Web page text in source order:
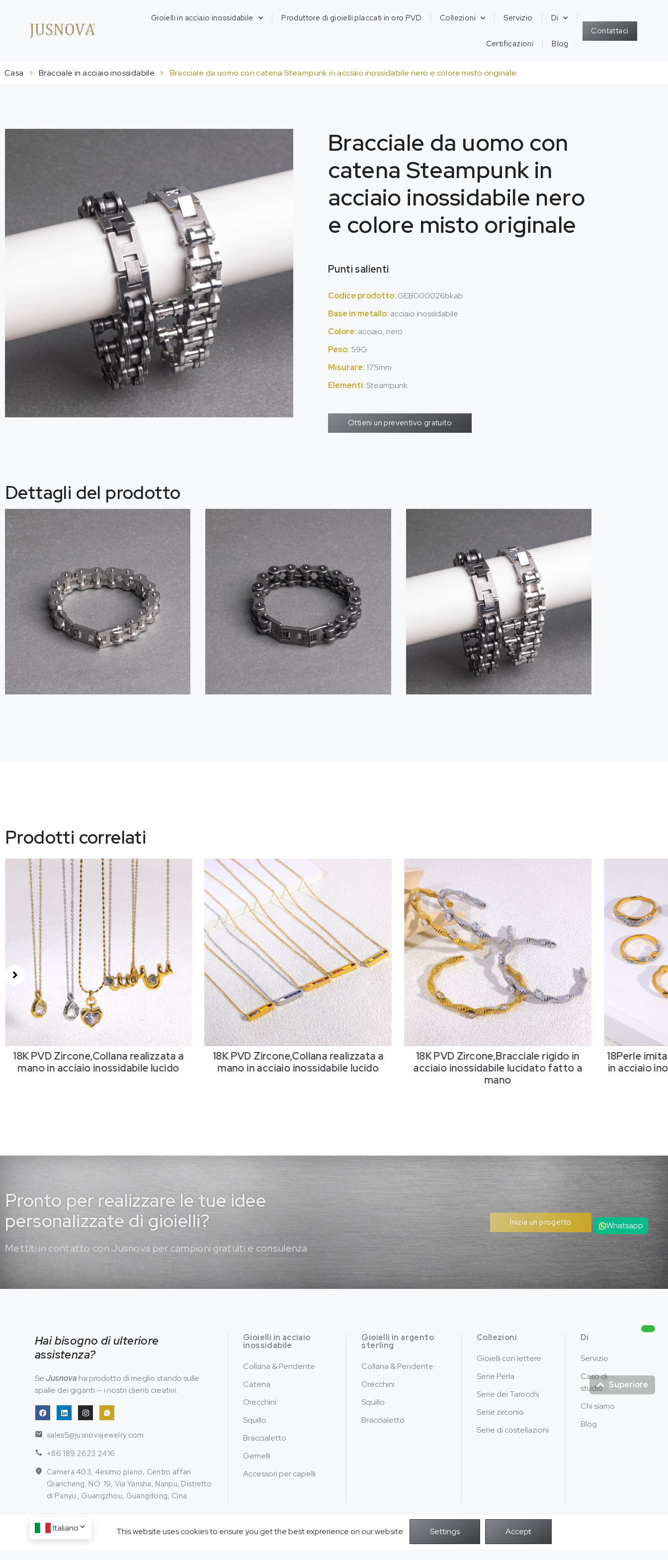
Gioielli in acciaio inossidabile Produttore di gioielli placcati in oro PVD Collezioni Servizio Di
Certificazioni Blog
Contattaci
Casa > Bracciale in acciaio inossidabile > Bracciale da uomo con catena Steampunk in acciaio inossidabile nero e colore misto originale
Bracciale da uomo con
catena Steampunk in
acciaio inossidabile nero
e colore misto originale
Punti salienti
Codice prodotto: GEB000026bkab
Base in metallo: acciaio inossidabile
Colore: acciaio, nero
Peso: 59G
Misurare: 175mm
Elementi: Steampunk
Ottieni un preventivo gratuito
Dettagli del prodotto
Prodotti correlati
18K PVD Zircone,Collana realizzata a
mano in acciaio inossidabile lucido
18K PVD Zircone,Collana realizzata a
mano in acciaio inossidabile lucido
18K PVD Zircone,Bracciale rigido in
acciaio inossidabile lucidato fatto a
mano
18Perle
in acciaio
Superiore
Pronto per realizzare le tue idee
personalizzate di gioielli?
Mettiti in contatto con Jusnova per campioni gratuiti e consulenza
Inizia un progetto
Hai bisogno di ulteriore
assistenza?
SeJusnova ha prodotto di meglio stando sulle
spalle dei giganti — i nostri clienti creativi.
sales5@jusnovajewelry.com
+86 189 2623 2416
Camera 403, 4esimo piano, Centro affari
Qiancheng, NO. 19, Via Yansha, Nanpu, Distretto
di Panyu., Guangzhou, Guangdong, Cina
Gioielli in acciaio
inossidabile
Collana & Pendente
Catena
Orecchini
Squillo
Braccialetto
Gemelli
Accessori per capelli
Gioielli in argento
sterling
Collana & Pendente
Orecchini
Squillo
Braccialetto
Collezioni
Gioielli con lettere
Serie Perla
Serie dei Tarocchi
Serie zirconio
Serie di costellazioni
Di
Servizio
Caso di
studio
Chi siamo
Blog
Copyright © 2026Gioielli Jusnova - Tutti i diritti riservati.
Whatsapp
Italiano This website uses cookies to ensure you get the best exprerience on our website.